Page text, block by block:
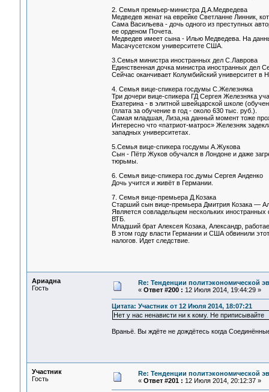
2. Семья премьер-министра Д.А.Медведева
Медведев женат на еврейке Светланне Линник,
Сама Васильева - дочь одного из преступных
ее орденом Почета.
Медведев имеет сына - Илью Медведева. На
Масачусетском университете США.
3.Семья министра иностранных дел С.Лаврова
Единственная дочка министра иностранных дел
Сейчас оканчивает Колумбийский университет
4. Семья вице-спикера госдумы С.Железняка
Три дочери вице-спикера ГД Сергея Железняка
Екатерина - в элитной швейцарской школе
(плата за обучение в год - около 630 тыс. руб.).
Самая младшая, Лиза,на данный момент тоже
Интересно что «патриот-матрос» Железняк
западных университетах.
5.Семья вице-спикера госдумы А.Жукова
Сын - Пётр Жуков обучался в Лондоне и даже
тюрьмы.
6. Семья вице-спикера гос.думы Сергея Анденко
Дочь учится и живёт в Германии.
7. Семья вице-премьера Д.Козака
Старший сын вице-премьера Дмитрия Козака —
Является совладельцем нескольких
ВТБ.
Младший брат Алексея Козака, Александр,
В этом году власти Германии и США обвинили
налогов. Идет следствие.
Ариадна
Гость
Re: Тенденции политэкономической
« Ответ #200 : 12 Июля 2014, 19:44:29 »
Цитата: Участник от 12 Июля 2014, 18:07:21
Нет у нас ненависти ни к кому. Не приписывайте
Враньё. Вы ждёте не дождётесь когда
Участник
Гость
Re: Тенденции политэкономической
« Ответ #201 : 12 Июля 2014, 20:12:37 »